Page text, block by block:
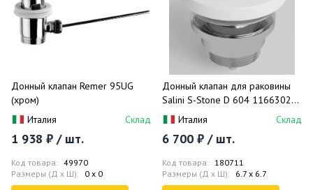
Донный клапан Remer 95UG
(хром)
Италия
Склад
1 938 ₽ / шт.
Код товара: 49970
Размеры (Д x Ш): 0 x 0
Донный клапан для раковины
Salini S-Stone D 604 1166302M
(белый матовый),
Италия Склад
6 700 ₽ / шт.
Код товара: 180711
Размеры (Д x Ш): 6.7 x 6.7